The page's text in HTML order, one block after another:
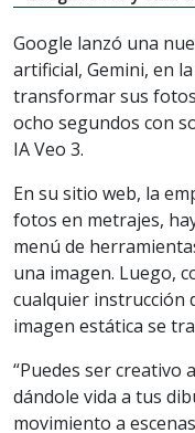
Google lanzó una
artificial, Gemini, en
transformar sus
ocho segundos con
IA Veo 3.
En su sitio web, la
fotos en metrajes,
menú de
una imagen. Luego,
cualquier instrucción
imagen estática se
“Puedes ser creativo
dándole vida a tus
movimiento a